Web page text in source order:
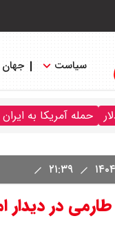
سیاست جهان
حمله آمریکا به ایران
در